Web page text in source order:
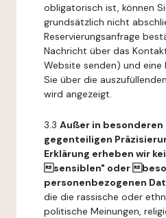
obligatorisch ist, können
grundsätzlich nicht
Reservierungsanfrage
Nachricht über das
Website senden) und eine
Sie über die
wird angezeigt.
3.3 Außer in
gegenteiligen
Erklärung erheben wir
sensiblen" oder
personenbezogenen
die die rassische oder
politische Meinungen,